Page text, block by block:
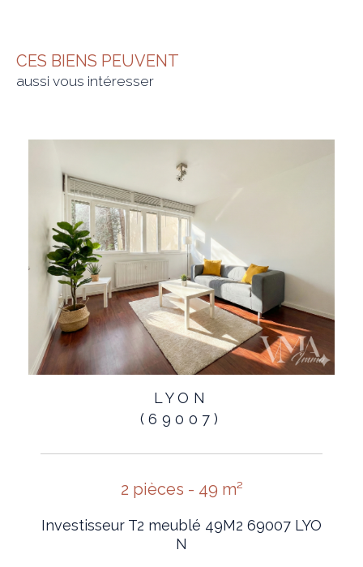
CES BIENS PEUVENT
aussi vous intéresser
LYON
(69007)
2 pièces - 49 m²
Investisseur T2 meublé 49M2 69007 LYO
N